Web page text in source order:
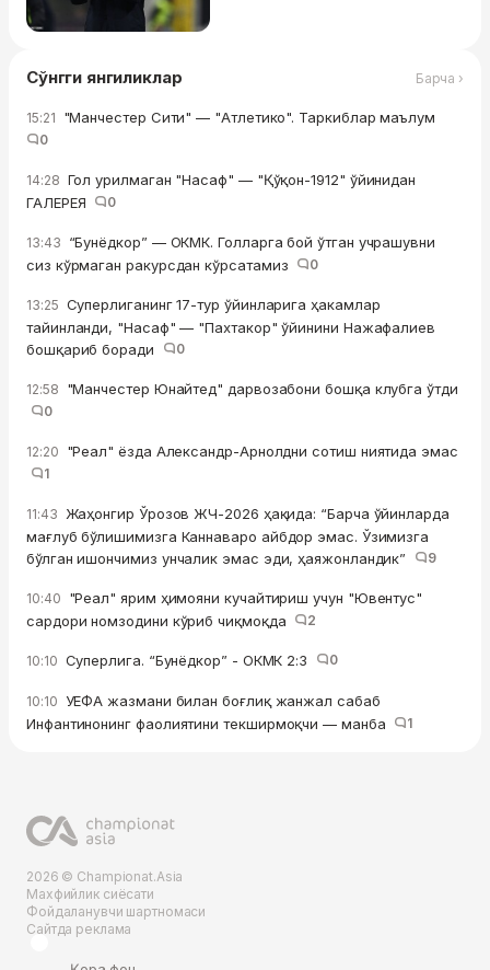
Сўнгги янгиликлар Барча ›
15:21 "Манчестер Сити" — "Атлетико". Таркиблар маълум
0
14:28 Гол урилмаган "Насаф" — "Қўқон-1912" ўйинидан
ГАЛЕРЕЯ
0
13:43 “Бунёдкор” — ОКМК. Голларга бой ўтган учрашувни
сиз кўрмаган ракурсдан кўрсатамиз
0
13:25 Суперлиганинг 17-тур ўйинларига ҳакамлар
тайинланди, "Насаф" — "Пахтакор" ўйинини Нажафалиев
бошқариб боради
0
12:58 "Манчестер Юнайтед" дарвозабони бошқа клубга ўтди
0
12:20 "Реал" ёзда Александр-Арнолдни сотиш ниятида эмас
1
11:43 Жаҳонгир Ўрозов ЖЧ-2026 ҳақида: “Барча ўйинларда
мағлуб бўлишимизга Каннаваро айбдор эмас. Ўзимизга
бўлган ишончимиз унчалик эмас эди, ҳаяжонландик”
9
10:40 "Реал" ярим ҳимояни кучайтириш учун "Ювентус"
сардори номзодини кўриб чиқмоқда
2
10:10 Суперлига. “Бунёдкор” - ОКМК 2:3 0
10:10 УЕФА жазмани билан боғлиқ жанжал сабаб
Инфантинонинг фаолиятини текширмоқчи — манба
1
2026 © Championat.Asia
Махфийлик сиёсати
Фойдаланувчи шартномаси
Сайтда реклама